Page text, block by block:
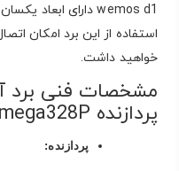
استفاده از این برد امکان
خواهید داشت.
پردازنده ATmega328P و ESP8266
پردازنده: